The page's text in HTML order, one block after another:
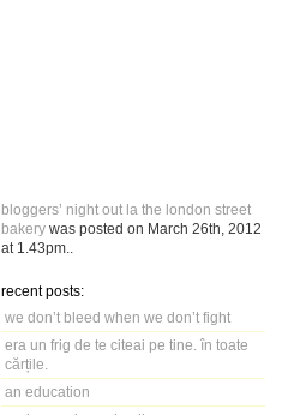
bloggers’ night out la the london street
bakery was posted on March 26th, 2012
at 1.43pm
recent posts:
we don’t bleed when we don’t fight
era un frig de te citeai pe tine. în toate
cărțile.
an education